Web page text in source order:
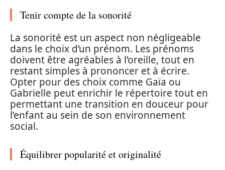
Tenir compte de la sonorité
La sonorité est un aspect non négligeable
dans le choix d’un prénom. Les prénoms
doivent être agréables à l’oreille, tout en
restant simples à prononcer et à écrire.
Opter pour des choix comme Gaïa ou
Gabrielle peut enrichir le répertoire tout en
permettant une transition en douceur pour
l’enfant au sein de son environnement
social.
Équilibrer popularité et originalité